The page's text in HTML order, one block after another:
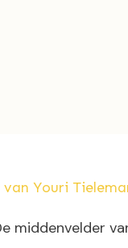
Youri
middenvelder